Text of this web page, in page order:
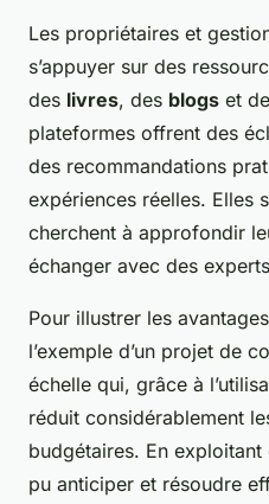
Les propriétaires et
s’appuyer sur des
des livres, des blogs et
plateformes offrent des
des recommandations
expériences réelles. Elles
cherchent à approfondir
échanger avec des
Pour illustrer les
l’exemple d’un projet de
échelle qui, grâce à
réduit considérablement
budgétaires. En exploitant
pu anticiper et résoudre